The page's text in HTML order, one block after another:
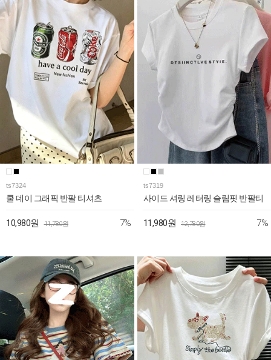
ts7324
쿨 데이 그래픽 반팔 티셔츠
10,980원 11,780원 7%
ts7319
사이드 셔링 레터링 슬림핏 반팔티
11,980원 12,780원 7%